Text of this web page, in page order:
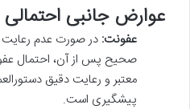
عوارض جانبی
عفونت: در صورت عدم رعایت
صحیح پس از آن، احتمال
معتبر و رعایت دقیق
پیشگیری است.